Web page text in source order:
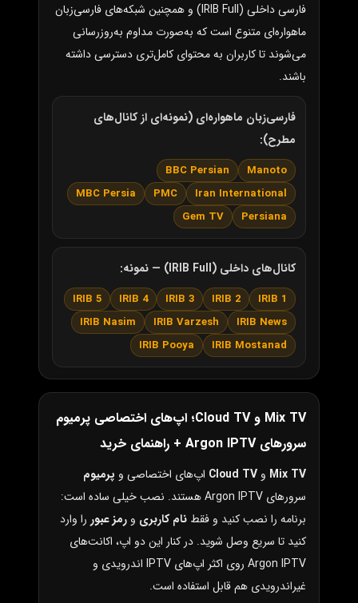
فارسی داخلی (IRIB Full) و همچنین شبکه‌های فارسی‌زبان
ماهواره‌ای متنوع است که به‌صورت مداوم به‌روزرسانی
می‌شوند تا کاربران به محتوای کامل‌تری دسترسی داشته
باشند.
فارسی‌زبان ماهواره‌ای (نمونه‌ای از کانال‌های
مطرح):
Manoto
BBC Persian
Iran International
PMC
MBC Persia
Persiana
Gem TV
کانال‌های داخلی (IRIB Full) — نمونه:
IRIB 1
IRIB 2
IRIB 3
IRIB 4
IRIB 5
IRIB News
IRIB Varzesh
IRIB Nasim
IRIB Mostanad
IRIB Pooya
Mix TV و Cloud TV؛ اپ‌های اختصاصی پرمیوم
سرورهای Argon IPTV + راهنمای خرید
Mix TV و Cloud TV اپ‌های اختصاصی و پرمیوم
سرورهای Argon IPTV هستند. نصب خیلی ساده است:
برنامه را نصب کنید و فقط نام کاربری و رمز عبور را وارد
کنید تا سریع وصل شوید. در کنار این دو اپ، اکانت‌های
Argon IPTV روی اکثر اپ‌های IPTV اندرویدی و
غیراندرویدی هم قابل استفاده است.